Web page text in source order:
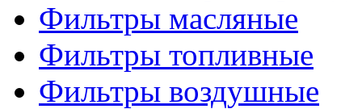
Фильтры масляные
Фильтры топливные
Фильтры воздушные